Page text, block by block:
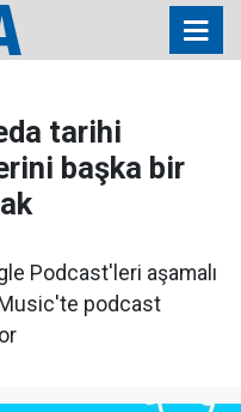
tarihi
başka bir
Podcast'leri aşamalı
Music'te podcast